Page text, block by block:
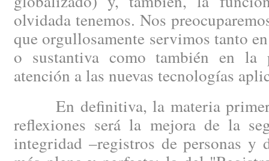
olvidada tenemos. Nos
que orgullosamente servimos tanto
o sustantiva como también en la
atención a las nuevas tecnologías
En definitiva, la materia
reflexiones será la mejora de la
integridad –registros de personas y